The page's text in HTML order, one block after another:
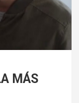
MÁS